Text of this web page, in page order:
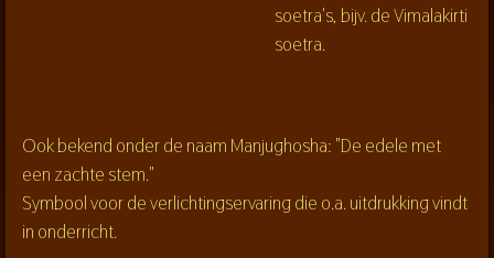
soetra's, bijv. de Vimalakirti
soetra.
Ook bekend onder de naam Manjughosha: "De edele met
een zachte stem."
Symbool voor de verlichtingservaring die o.a. uitdrukking vindt
in onderricht.